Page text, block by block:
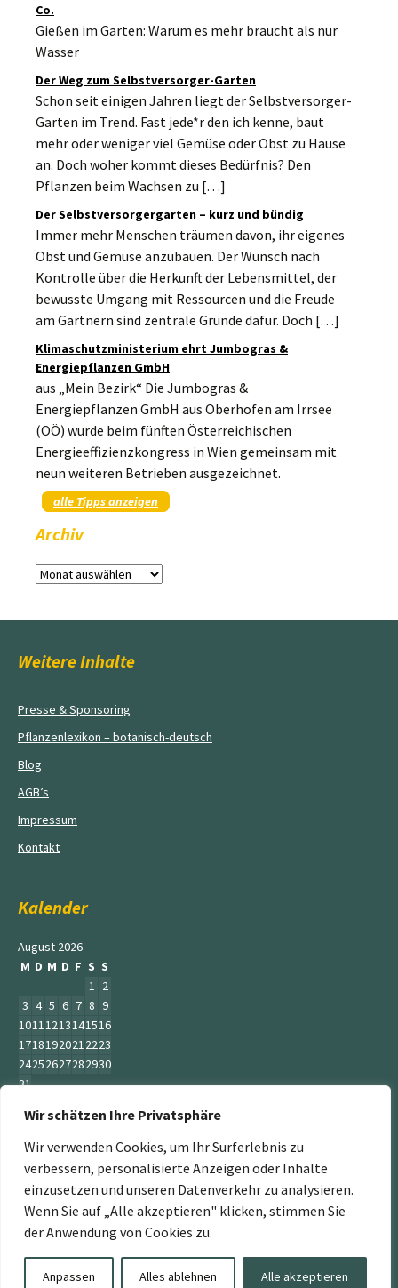
Wir schätzen Ihre Privatsphäre
Wir verwenden Cookies, um Ihr Surferlebnis zu
verbessern, personalisierte Anzeigen oder Inhalte
einzusetzen und unseren Datenverkehr zu analysieren.
Wenn Sie auf „Alle akzeptieren" klicken, stimmen Sie
der Anwendung von Cookies zu.
Anpassen Alles ablehnen Alle akzeptieren
Co.
Gießen im Garten: Warum es mehr braucht als nur
Wasser
Der Weg zum Selbstversorger-Garten
Schon seit einigen Jahren liegt der Selbstversorger-
Garten im Trend. Fast jede*r den ich kenne, baut
mehr oder weniger viel Gemüse oder Obst zu Hause
an. Doch woher kommt dieses Bedürfnis? Den
Pflanzen beim Wachsen zu […]
Der Selbstversorgergarten – kurz und bündig
Immer mehr Menschen träumen davon, ihr eigenes
Obst und Gemüse anzubauen. Der Wunsch nach
Kontrolle über die Herkunft der Lebensmittel, der
bewusste Umgang mit Ressourcen und die Freude
am Gärtnern sind zentrale Gründe dafür. Doch […]
Klimaschutzministerium ehrt Jumbogras &
Energiepflanzen GmbH
aus „Mein Bezirk“ Die Jumbogras &
Energiepflanzen GmbH aus Oberhofen am Irrsee
(OÖ) wurde beim fünften Österreichischen
Energieeffizienzkongress in Wien gemeinsam mit
neun weiteren Betrieben ausgezeichnet.
alle Tipps anzeigen
Archiv
Archiv
Weitere Inhalte
Presse & Sponsoring
Pflanzenlexikon – botanisch-deutsch
Blog
AGB’s
Impressum
Kontakt
Kalender
August 2026
M D M D F S S
1 2
3 4 5 6 7 8 9
10111213141516
17181920212223
24252627282930
31
« Juni
„Der Service Gärtner“ ist ein Teil der Jumbogras &
Energiepflanzen GmbH. Weitere Mitglieder sind:
www.energiepflanzen.com,www.jumbograshecke.com,
www.Jumbogras-Tier.Shop